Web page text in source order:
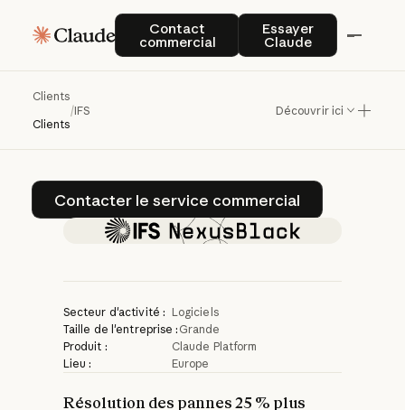
Contact
commercial
Contact commercial
Essayer
Claude
Essayer Claude
Clients
Clients
/IFS Découvrir ici
IFS NexusBlack
développel'IA
industrielle
avec
Claude
Contacter le service commercial
Contacter le service
Secteur d'activité : Logiciels
Taille de l'entreprise : Grande
Produit :
Claude Platform
Lieu :
Europe
Résolution des pannes 25 % plus